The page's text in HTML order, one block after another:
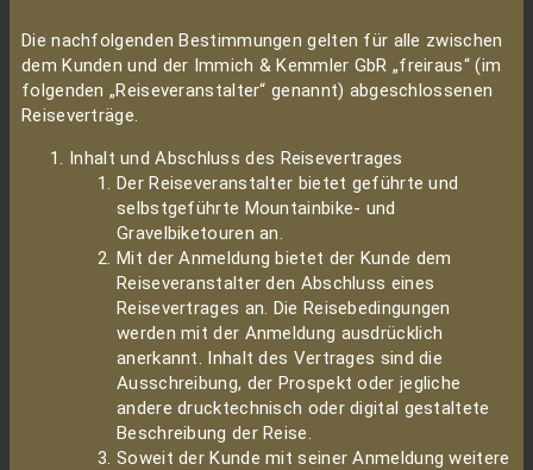
Die nachfolgenden Bestimmungen gelten für alle zwischen
dem Kunden und der Immich & Kemmler GbR „freiraus“ (im
folgenden „Reiseveranstalter“ genannt) abgeschlossenen
Reiseverträge.
Inhalt und Abschluss des Reisevertrages
Der Reiseveranstalter bietet geführte und
selbstgeführte Mountainbike- und
Gravelbiketouren an.
Mit der Anmeldung bietet der Kunde dem
Reiseveranstalter den Abschluss eines
Reisevertrages an. Die Reisebedingungen
werden mit der Anmeldung ausdrücklich
anerkannt. Inhalt des Vertrages sind die
Ausschreibung, der Prospekt oder jegliche
andere drucktechnisch oder digital gestaltete
Beschreibung der Reise.
Soweit der Kunde mit seiner Anmeldung weitere